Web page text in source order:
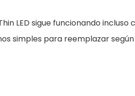
LED sigue funcionando incluso
simples para reemplazar